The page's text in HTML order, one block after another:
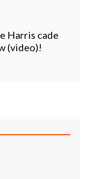
Harris cade
(video)!